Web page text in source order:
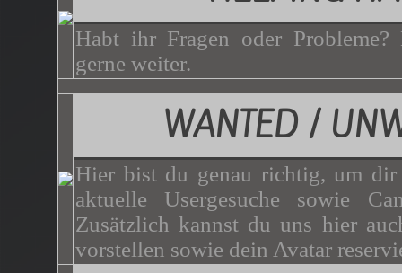
Habt ihr Fragen oder
gerne weiter.
WANTED /
Hier bist du genau richtig, um
aktuelle Usergesuche sowie
Zusätzlich kannst du uns hier
vorstellen sowie dein Avatar